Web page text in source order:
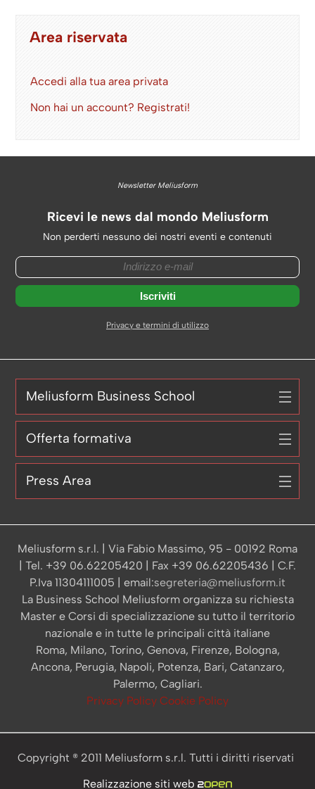
Area riservata
Accedi alla tua area privata
Non hai un account? Registrati!
Newsletter Meliusform
Ricevi le news dal mondo Meliusform
Non perderti nessuno dei nostri eventi e contenuti
Privacy e termini di utilizzo
Meliusform Business School
Offerta formativa
Press Area
Meliusform s.r.l. | Via Fabio Massimo, 95 - 00192 Roma
| Tel. +39 06.62205420 | Fax +39 06.62205436 | C.F.
P.Iva 11304111005 | email:segreteria@meliusform.it
La Business School Meliusform organizza su richiesta
Master e Corsi di specializzazione su tutto il territorio
nazionale e in tutte le principali città italiane
Roma, Milano, Torino, Genova, Firenze, Bologna,
Ancona, Perugia, Napoli, Potenza, Bari, Catanzaro,
Palermo, Cagliari.
Privacy Policy Cookie Policy
Copyright ® 2011 Meliusform s.r.l. Tutti i diritti riservati
Realizzazione siti web